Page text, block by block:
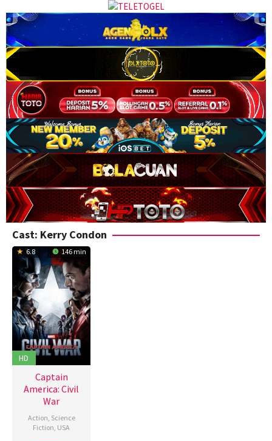
Cast: Kerry Condon
6.8 146 min
HD
Captain
America: Civil
War
Action Science
Fiction USA